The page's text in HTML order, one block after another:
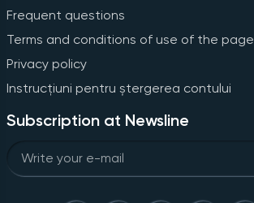
Frequent questions
Terms and conditions of use of the page
Privacy policy
Instrucțiuni pentru ștergerea contului
Subscription at Newsline